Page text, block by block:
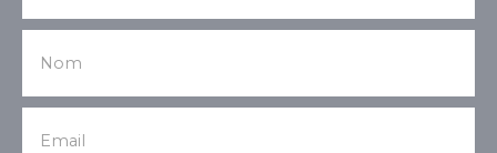
Nom
Email